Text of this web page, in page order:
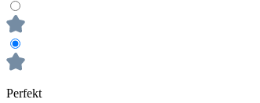
Perfekt